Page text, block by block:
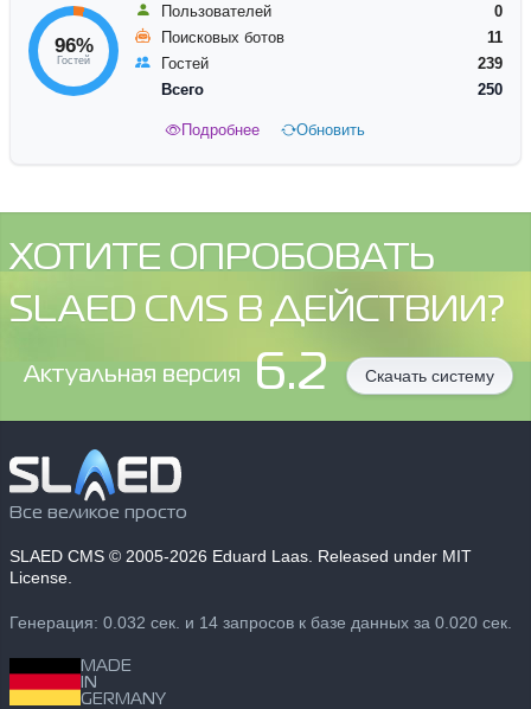
96%
Гостей
Пользователей
0
Поисковых ботов
11
Гостей
239
Всего
250
Подробнее Обновить
ХОТИТЕ ОПРОБОВАТЬ
SLAED CMS В ДЕЙСТВИИ?
Aктуальная версия 6.2 Скачать систему
Все великое просто
SLAED CMS © 2005-2026 Eduard Laas. Released under MIT
License.
Генерация: 0.032 сек. и 14 запросов к базе данных за 0.020 сек.
MADE
IN
GERMANY